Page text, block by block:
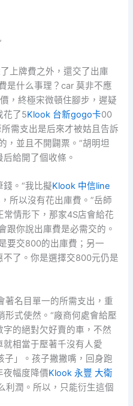
上牌費之外，還交了出庫
是什么事理？car 莫非不應
，終極宋微頓住腳步，遲疑
花了5Klook 台新gogo卡00
需支出是后來才被姑且告訴
，並且不開闢票。”胡明坦
給開了個收條。
。“我比擬Klook 中信line
所以沒有花出庫費。”岳師
常情形下，那家4S店會給花
跟你說出庫費是必需交的。
要交800的出庫費；另一
了。你是選擇交800元仍是
著名目單一的所需支出，重
形式使然。“廠商何處會給壓
的絕對欠好賣的車，不然
相當于壓著千沒有人愛
子」。孩子撇撇嘴，回身跑
夜幅度降價Klook 永豐 大衛
利潤。所以，只能衍生這個